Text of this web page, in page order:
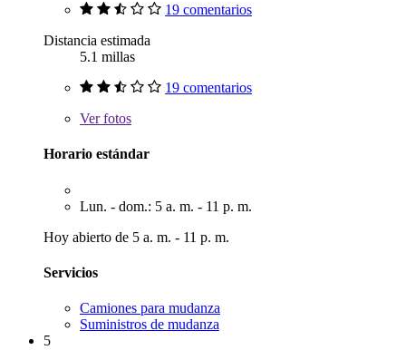
19 comentarios
Distancia estimada
5.1 millas
19 comentarios
Verfotos
Horario estándar
Lun. - dom.: 5 a. m. - 11 p. m.
Hoy abierto de 5 a. m. - 11 p. m.
Servicios
Camiones para mudanza
Suministros de mudanza
5